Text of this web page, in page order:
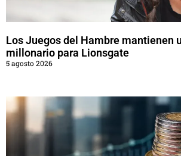
Los Juegos del Hambre mantienen
millonario para Lionsgate
5 agosto 2026